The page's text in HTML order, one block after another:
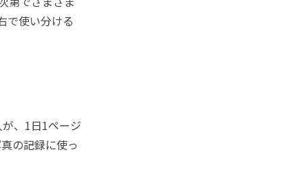
で使い分ける
、1日1ページ
の記録に使っ